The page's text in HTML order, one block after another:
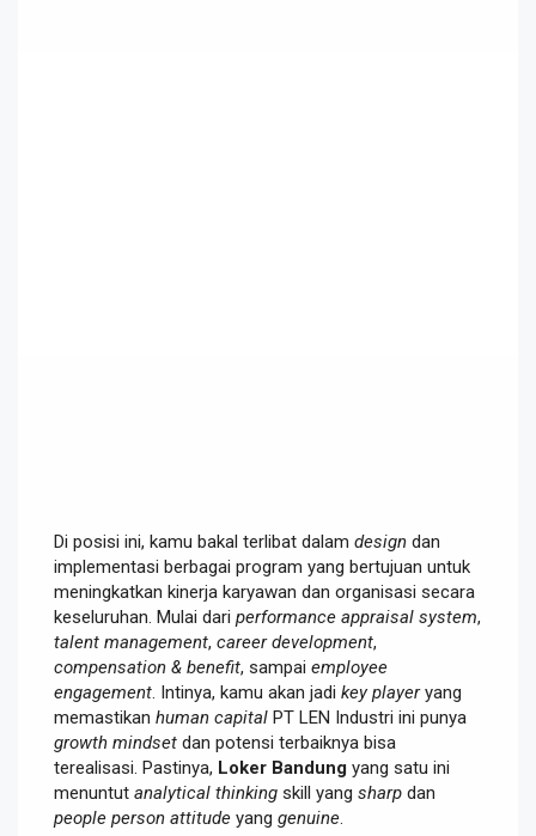
Di posisi ini, kamu bakal terlibat dalam design dan
implementasi berbagai program yang bertujuan untuk
meningkatkan kinerja karyawan dan organisasi secara
keseluruhan. Mulai dari performance appraisal system,
talent management, career development,
compensation & benefit, sampai employee
engagement . Intinya, kamu akan jadi key playeryang
memastikan human capital PT LEN Industri ini punya
growth mindset dan potensi terbaiknya bisa
terealisasi. Pastinya, Loker Bandung yang satu ini
menuntut analytical thinking skill yang sharp dan
people person attitude yang genuine